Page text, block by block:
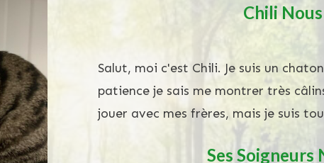
ChiliNous
Salut, moi c'est Chili. Je suis un
patience je sais me montrer très
jouer avec mes frères, mais je suis
Ses Soigneurs